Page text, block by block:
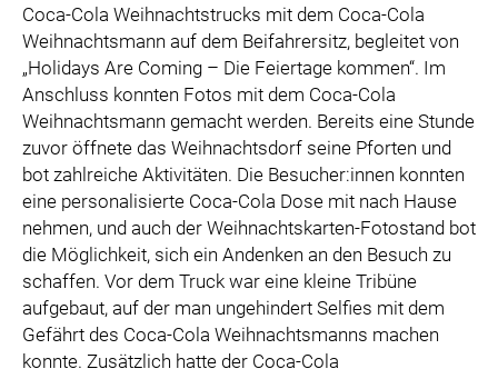
Coca-Cola Weihnachtstrucks mit dem Coca-Cola
Weihnachtsmann auf dem Beifahrersitz, begleitet von
„Holidays Are Coming – Die Feiertage kommen“. Im
Anschluss konnten Fotos mit dem Coca-Cola
Weihnachtsmann gemacht werden. Bereits eine Stunde
zuvor öffnete das Weihnachtsdorf seine Pforten und
bot zahlreiche Aktivitäten. Die Besucher:innen konnten
eine personalisierte Coca-Cola Dose mit nach Hause
nehmen, und auch der Weihnachtskarten-Fotostand bot
die Möglichkeit, sich ein Andenken an den Besuch zu
schaffen. Vor dem Truck war eine kleine Tribüne
aufgebaut, auf der man ungehindert Selfies mit dem
Gefährt des Coca-Cola Weihnachtsmanns machen
konnte. Zusätzlich hatte der Coca-Cola